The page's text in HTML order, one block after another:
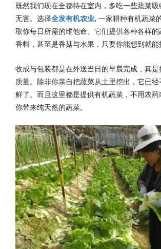
既然我们现在全都待在室内，多吃一些蔬菜
无害。选择全发有机农业, 一家耕种有机蔬菜
取你每日所需的维他命。它们提供各种各样
香料，甚至是香菇与水果，只要你能想到就能
收成与包装都是在外送当日的早晨完成，真
质量。除非你亲自把蔬菜从土里挖出，它已
鲜了。而且这里都是提供有机蔬菜，不用农
你带来纯天然的蔬菜。